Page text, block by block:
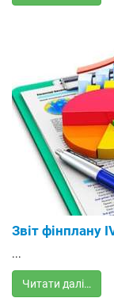
Звіт фінплану
...
Читати далі…